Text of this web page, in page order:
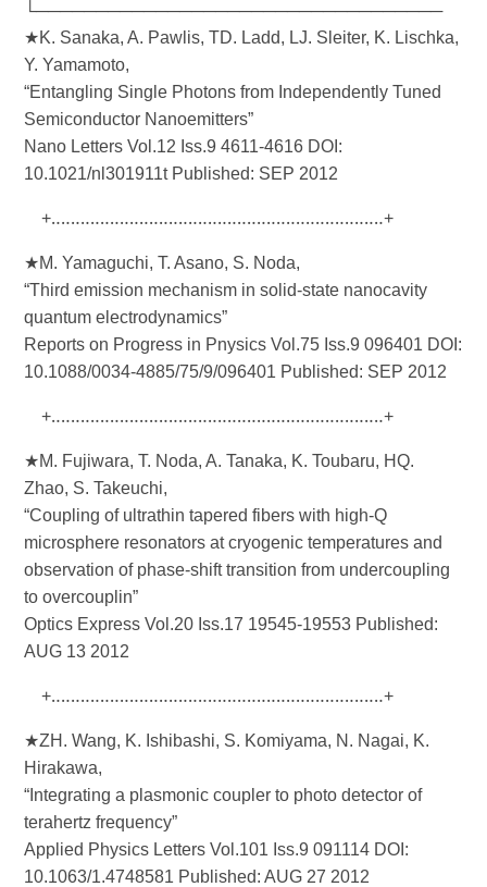
└──────────────────────────────────
★K. Sanaka, A. Pawlis, TD. Ladd, LJ. Sleiter, K. Lischka,
Y. Yamamoto,
“Entangling Single Photons from Independently Tuned
Semiconductor Nanoemitters”
Nano Letters Vol.12 Iss.9 4611-4616 DOI:
10.1021/nl301911t Published: SEP 2012
+‥‥‥‥‥‥‥‥‥‥‥‥‥‥‥‥‥‥‥‥‥‥‥‥‥‥‥‥‥‥‥‥‥‥+
★M. Yamaguchi, T. Asano, S. Noda,
“Third emission mechanism in solid-state nanocavity
quantum electrodynamics”
Reports on Progress in Pnysics Vol.75 Iss.9 096401 DOI:
10.1088/0034-4885/75/9/096401 Published: SEP 2012
+‥‥‥‥‥‥‥‥‥‥‥‥‥‥‥‥‥‥‥‥‥‥‥‥‥‥‥‥‥‥‥‥‥‥+
★M. Fujiwara, T. Noda, A. Tanaka, K. Toubaru, HQ.
Zhao, S. Takeuchi,
“Coupling of ultrathin tapered fibers with high-Q
microsphere resonators at cryogenic temperatures and
observation of phase-shift transition from undercoupling
to overcouplin”
Optics Express Vol.20 Iss.17 19545-19553 Published:
AUG 13 2012
+‥‥‥‥‥‥‥‥‥‥‥‥‥‥‥‥‥‥‥‥‥‥‥‥‥‥‥‥‥‥‥‥‥‥+
★ZH. Wang, K. Ishibashi, S. Komiyama, N. Nagai, K.
Hirakawa,
“Integrating a plasmonic coupler to photo detector of
terahertz frequency”
Applied Physics Letters Vol.101 Iss.9 091114 DOI:
10.1063/1.4748581 Published: AUG 27 2012